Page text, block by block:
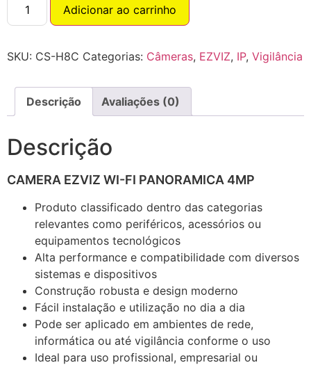
Adicionar ao carrinho
SKU: CS-H8C Categorias: Câmeras, EZVIZ, IP, Vigilância
Descrição Avaliações (0)
Descrição
CAMERA EZVIZ WI-FI PANORAMICA 4MP
Produto classificado dentro das categorias
relevantes como periféricos, acessórios ou
equipamentos tecnológicos
Alta performance e compatibilidade com diversos
sistemas e dispositivos
Construção robusta e design moderno
Fácil instalação e utilização no dia a dia
Pode ser aplicado em ambientes de rede,
informática ou até vigilância conforme o uso
Ideal para uso profissional, empresarial ou